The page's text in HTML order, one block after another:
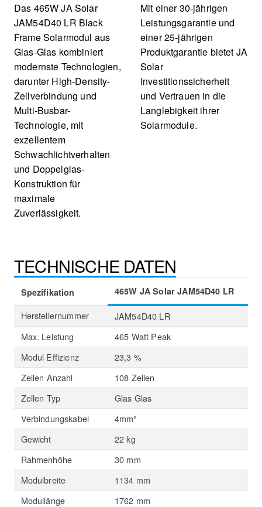
Das 465W JA Solar
JAM54D40 LR Black
Frame Solarmodul aus
Glas-Glas kombiniert
modernste Technologien,
darunter High-Density-
Zellverbindung und
Multi-Busbar-
Technologie, mit
exzellentem
Schwachlichtverhalten
und Doppelglas-
Konstruktion für
maximale
Zuverlässigkeit.
Mit einer 30-jährigen
Leistungsgarantie und
einer 25-jährigen
Produktgarantie bietet JA
Solar
Investitionssicherheit
und Vertrauen in die
Langlebigkeit ihrer
Solarmodule.
TECHNISCHE DATEN
Spezifikation 465W JA Solar JAM54D40 LR
Herstellernummer
JAM54D40 LR
Max. Leistung
465 Watt Peak
Modul Effizienz
23,3 %
Zellen Anzahl
108 Zellen
Zellen Typ
Glas Glas
Verbindungskabel
4mm²
Gewicht
22 kg
Rahmenhöhe
30 mm
Modulbreite
1134 mm
Modullänge
1762 mm